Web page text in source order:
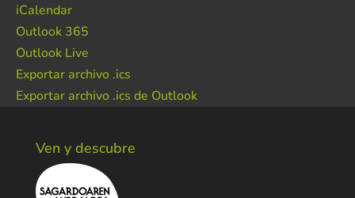
iCalendar
Outlook 365
Outlook Live
Exportar archivo .ics
Exportar archivo .ics de Outlook
Ven y descubre